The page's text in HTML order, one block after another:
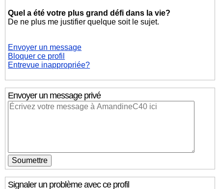
Quel a été votre plus grand défi dans la vie?
De ne plus me justifier quelque soit le sujet.
Envoyer un message
Bloquer ce profil
Entrevue inappropriée?
Envoyer un message privé
Signaler un problème avec ce profil